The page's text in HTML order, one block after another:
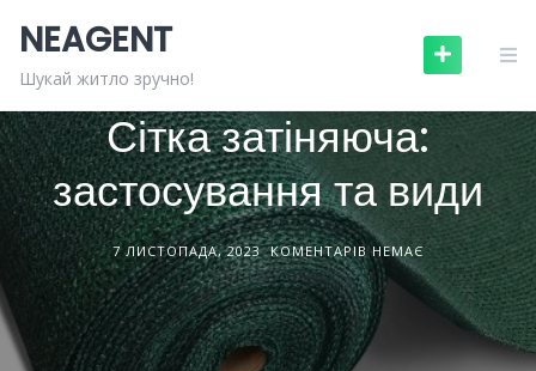
content
NEAGENT
Шукай житло зручно!БУДІВЕЛЬНІ МАТЕРІАЛИ
Сітка затіняюча:
застосування та види
7 ЛИСТОПАДА, 2023 КОМЕНТАРІВ НЕМАЄ